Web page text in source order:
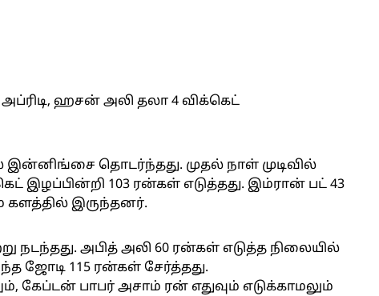
ஹசன் அலி தலா 4 விக்கெட்
தொடர்ந்தது. முதல் நாள் முடிவில்
இழப்பின்றி 103 ரன்கள் எடுத்தது. இம்ரான் பட் 43
களத்தில் இருந்தனர்.
நடந்தது. அபித் அலி 60 ரன்கள் எடுத்த நிலையில்
ஜோடி 115 ரன்கள் சேர்த்தது.
கேப்டன் பாபர் அசாம் ரன் எதுவும் எடுக்காமலும்